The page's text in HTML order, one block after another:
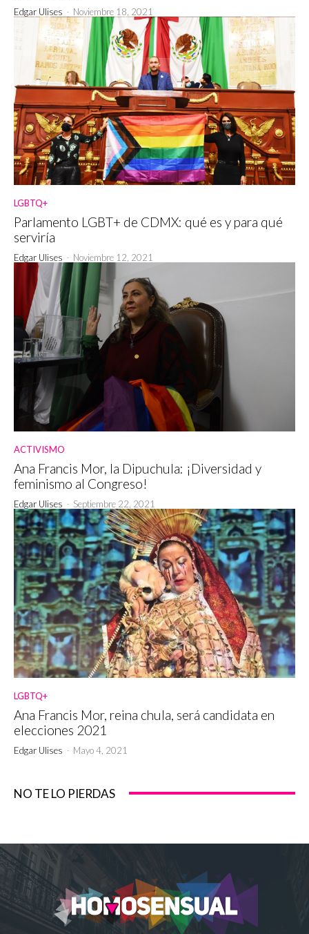
Edgar Ulises - Noviembre 18, 2021
LGBTQ+
Parlamento LGBT+ de CDMX: qué es y para qué
serviría
Edgar Ulises - Noviembre 12, 2021
ACTIVISMO
Ana Francis Mor, la Dipuchula: ¡Diversidad y
feminismo al Congreso!
Edgar Ulises - Septiembre 22, 2021
LGBTQ+
Ana Francis Mor, reina chula, será candidata en
elecciones 2021
Edgar Ulises - Mayo 4, 2021
NO TE LO PIERDAS